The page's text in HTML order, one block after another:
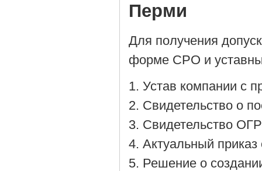
Перми
Для получения
форме СРО и
Устав компании с
Cвидетельство о
Cвидетельство
Актуальный приказ
Решение о